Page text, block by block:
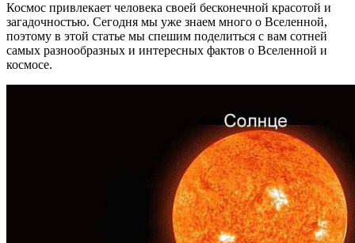
Космос привлекает человека своей бесконечной красотой и
загадочностью. Сегодня мы уже знаем много о Вселенной,
поэтому в этой статье мы спешим поделиться с вам сотней
самых разнообразных и интересных фактов о Вселенной и
космосе.